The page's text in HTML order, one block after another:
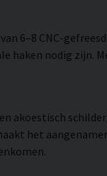
6–8 CNC-
nodig zijn.
akoestisch
het